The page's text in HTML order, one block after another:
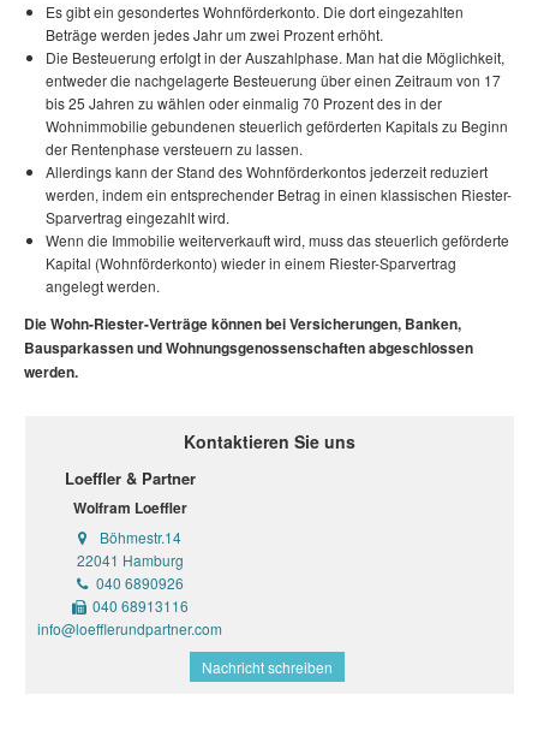
Es gibt ein gesondertes Wohnförderkonto. Die dort eingezahlten
Beträge werden jedes Jahr um zwei Prozent erhöht.
Die Besteuerung erfolgt in der Auszahlphase. Man hat die Möglichkeit,
entweder die nachgelagerte Besteuerung über einen Zeitraum von 17
bis 25 Jahren zu wählen oder einmalig 70 Prozent des in der
Wohnimmobilie gebundenen steuerlich geförderten Kapitals zu Beginn
der Rentenphase versteuern zu lassen.
Allerdings kann der Stand des Wohnförderkontos jederzeit reduziert
werden, indem ein entsprechender Betrag in einen klassischen Riester-
Sparvertrag eingezahlt wird.
Wenn die Immobilie weiterverkauft wird, muss das steuerlich geförderte
Kapital (Wohnförderkonto) wieder in einem Riester-Sparvertrag
angelegt werden.
Die Wohn-Riester-Verträge können bei Versicherungen, Banken,
Bausparkassen und Wohnungsgenossenschaften abgeschlossen
werden.
Kontaktieren Sie uns
Loeffler & Partner
Wolfram Loeffler
Böhmestr.14
22041 Hamburg
040 6890926
040 68913116
info@loefflerundpartner.com
Nachricht schreiben